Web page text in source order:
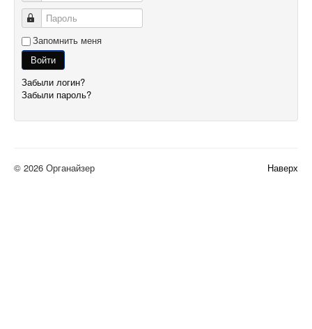
Пароль
Запомнить меня
Войти
Забыли логин?
Забыли пароль?
Наверх
© 2026 Органайзер